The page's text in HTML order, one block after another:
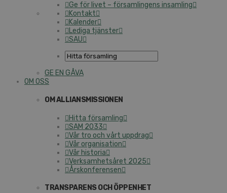
Ge för livet – församlingens insamling
Kontakt
Kalender
Lediga tjänster
SAU
GE EN GÅVA
OM OSS
OM ALLIANSMISSIONEN
Hitta församling
SAM 2033
Vår tro och vårt uppdrag
Vår organisation
Vår historia
Verksamhetsåret 2025
Årskonferensen
TRANSPARENS OCH ÖPPENHET